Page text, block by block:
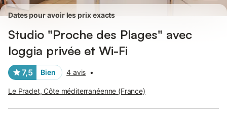
Dates pour avoir les prix exacts
Studio "Proche des Plages" avec
loggia privée et Wi-Fi
7,5 Bien 4 avis •
Le Pradet, Côte méditerranéenne (France)